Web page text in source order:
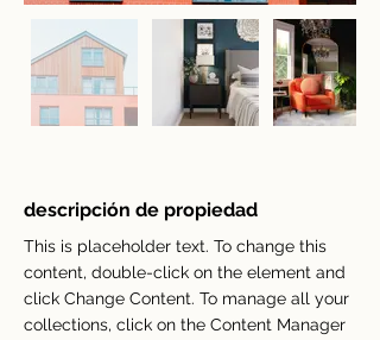
descripción de propiedad
This is placeholder text. To change this
content, double-click on the element and
click Change Content. To manage all your
collections, click on the Content Manager